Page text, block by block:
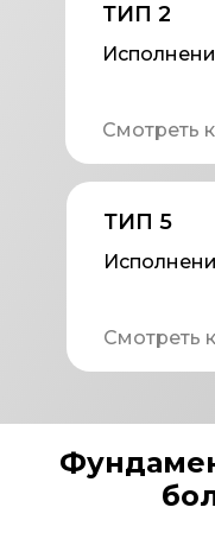
ТИП 2
Смотреть
ТИП 5
Смотреть